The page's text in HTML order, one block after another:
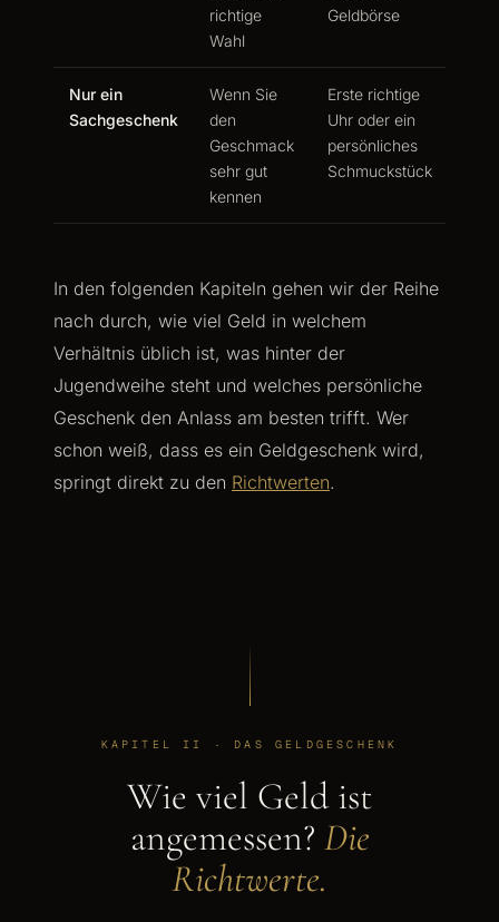
richtige
Wahl
Geldbörse
Nur ein
Sachgeschenk
Wenn Sie
den
Geschmack
sehr gut
kennen
Erste richtige
Uhr oder ein
persönliches
Schmuckstück
In den folgenden Kapiteln gehen wir der Reihe
nach durch, wie viel Geld in welchem
Verhältnis üblich ist, was hinter der
Jugendweihe steht und welches persönliche
Geschenk den Anlass am besten trifft. Wer
schon weiß, dass es ein Geldgeschenk wird,
springt direkt zu den Richtwerten.
KAPITEL II · DAS GELDGESCHENK
Wie viel Geld ist
angemessen? Die
Richtwerte.